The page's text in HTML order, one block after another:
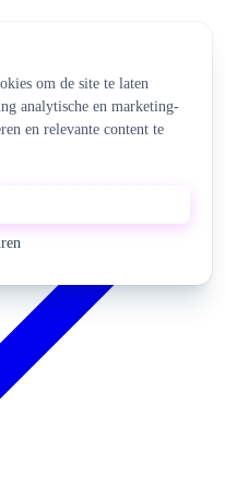
om de site te laten
analytische en marketing-
en relevante content te